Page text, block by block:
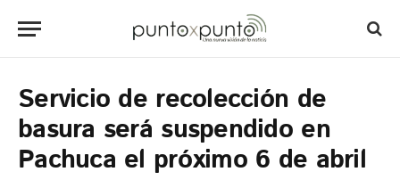
Servicio de recolección de
basura será suspendido en
Pachuca el próximo 6 de abril